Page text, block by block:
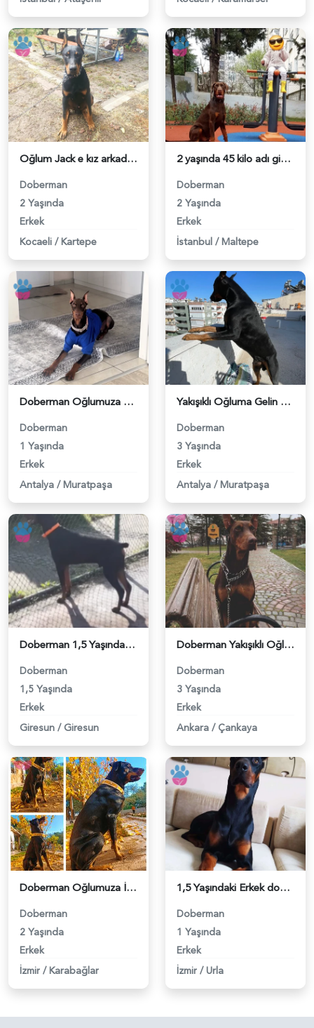
Oğlum Jack e kız arkadaş arıyoruz - 118977541
Doberman
2 Yaşında
Erkek
Kocaeli / Kartepe
2 yaşında 45 kilo adı gibi Asil doberman - 118976550
Doberman
2 Yaşında
Erkek
İstanbul / Maltepe
Doberman Oğlumuza Eş Arıyoruz 1 Yaşında - 118974533
Doberman
1 Yaşında
Erkek
Antalya / Muratpaşa
Yakışıklı Oğluma Gelin Arıyoruz - 118972726
Doberman
3 Yaşında
Erkek
Antalya / Muratpaşa
Doberman 1,5 Yaşında Eş Arıyor - 118971134
Doberman
1,5 Yaşında
Erkek
Giresun / Giresun
Doberman Yakışıklı Oğlum Hades İçin Eş Arıyorum - 4044
Doberman
3 Yaşında
Erkek
Ankara / Çankaya
Doberman Oğlumuza İzmir İçi Gelin Arıyoruz - 6704
Doberman
2 Yaşında
Erkek
İzmir / Karabağlar
1,5 Yaşındaki Erkek doberman için dişi arıyoruz - 8561
Doberman
1 Yaşında
Erkek
İzmir / Urla